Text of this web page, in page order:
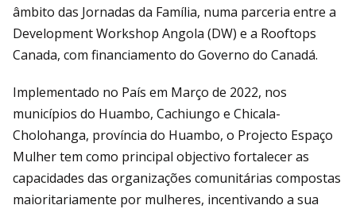
âmbito das Jornadas da Família, numa parceria entre a
Development Workshop Angola (DW) e a Rooftops
Canada, com financiamento do Governo do Canadá.
Implementado no País em Março de 2022, nos
municípios do Huambo, Cachiungo e Chicala-
Cholohanga, província do Huambo, o Projecto Espaço
Mulher tem como principal objectivo fortalecer as
capacidades das organizações comunitárias compostas
maioritariamente por mulheres, incentivando a sua